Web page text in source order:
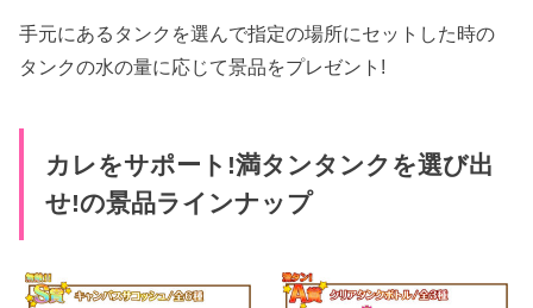
手元にあるタンクを選んで指定の場所にセットした時の
タンクの水の量に応じて景品をプレゼント!
カレをサポート!満タンタンクを選び出
せ!の景品ラインナップ